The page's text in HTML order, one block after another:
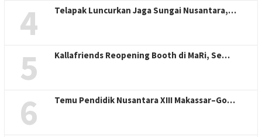
4 Telapak Luncurkan Jaga Sungai Nusantara,…
5 Kallafriends Reopening Booth di MaRi, Se…
6 Temu Pendidik Nusantara XIII Makassar–Go…